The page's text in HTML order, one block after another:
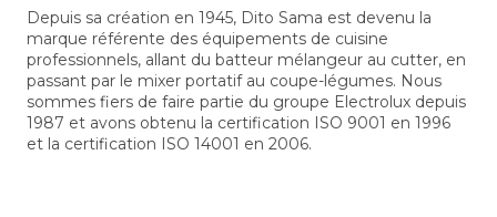
Depuis sa création en 1945, Dito Sama est devenu la
marque référente des équipements de cuisine
professionnels, allant du batteur mélangeur au cutter, en
passant par le mixer portatif au coupe-légumes. Nous
sommes fiers de faire partie du groupe Electrolux depuis
1987 et avons obtenu la certification ISO 9001 en 1996
et la certification ISO 14001 en 2006.